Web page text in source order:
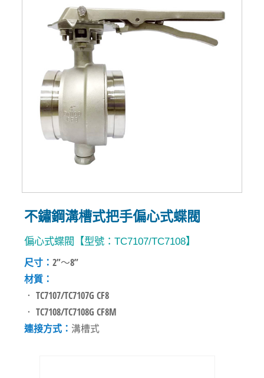
不鏽鋼溝槽式把手偏心式蝶閥
偏心式蝶閥【型號：TC7107/TC7108】
尺寸： 2”～8”
材質：
． TC7107/TC7107G CF8
． TC7108/TC7108G CF8M
連接方式： 溝槽式